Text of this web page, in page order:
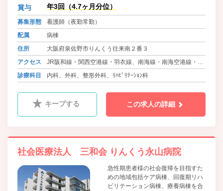
献ができるこれからの新しい医療体
制を目標にしております。
賞与 年3回（4.7ヶ月分位）
募集形態
看護師（夜勤常勤）
配属
病棟
住所
大阪府泉佐野市りんくう往来南２番３
アクセス
JR阪和線・関西空港線・羽衣線、南海線・南海空港線・高
師浜線 りんくうタウン 徒歩2分
診療科目 内科、外科、整形外科、ﾘﾊﾋﾞﾘﾃｰｼｮﾝ科
キープする この求人の詳細
社会医療法人 三和会 りんくう永山病院
急性期患者様の社会復帰を目指すた
めの地域包括ケア病棟、回復期リハ
ビリテーション病棟、療養病棟を合